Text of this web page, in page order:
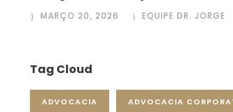
MARÇO 20, 2026 EQUIPE DR. JORGE
Tag Cloud
ADVOCACIA ADVOCACIA